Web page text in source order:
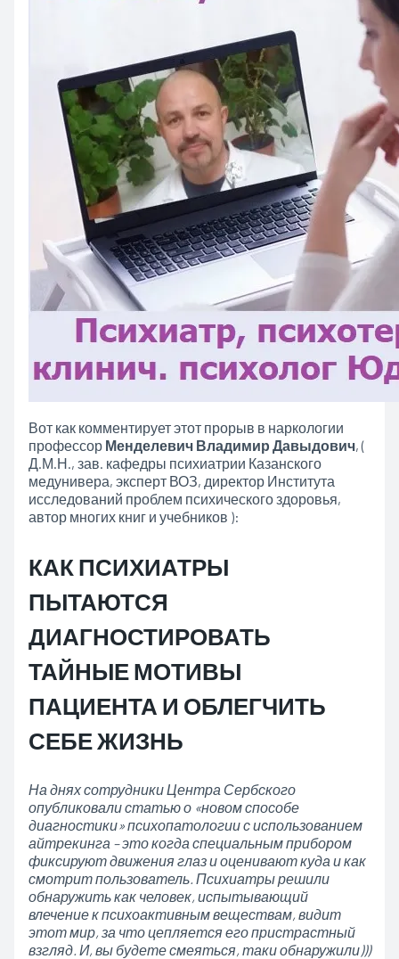
Вот как комментирует этот прорыв в наркологии
профессор Менделевич Владимир Давыдович, (
Д.М.Н., зав. кафедры психиатрии Казанского
медунивера, эксперт ВОЗ, директор Института
исследований проблем психического здоровья,
автор многих книг и учебников ):
КАК ПСИХИАТРЫ
ПЫТАЮТСЯ
ДИАГНОСТИРОВАТЬ
ТАЙНЫЕ МОТИВЫ
ПАЦИЕНТА И ОБЛЕГЧИТЬ
СЕБЕ ЖИЗНЬ
На днях сотрудники Центра Сербского
опубликовали статью о «новом способе
диагностики» психопатологии с использованием
айтрекинга – это когда специальным прибором
фиксируют движения глаз и оценивают куда и как
смотрит пользователь. Психиатры решили
обнаружить как человек, испытывающий
влечение к психоактивным веществам, видит
этот мир, за что цепляется его пристрастный
взгляд. И, вы будете смеяться, таки обнаружили)))